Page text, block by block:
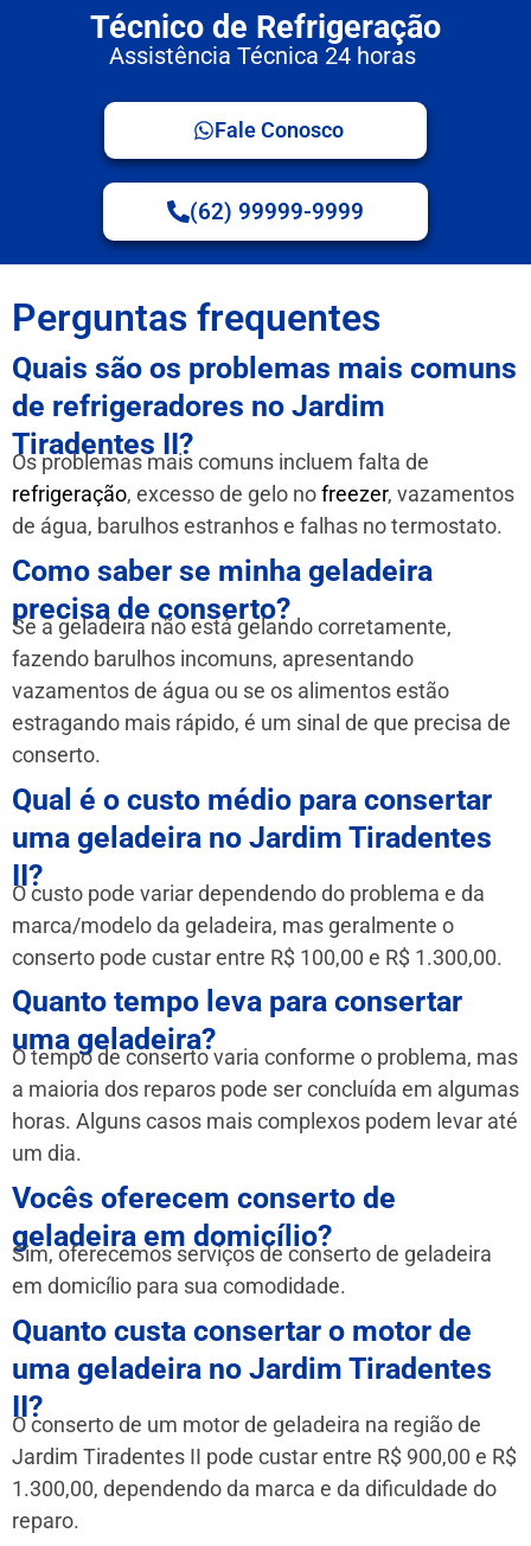
Técnico de Refrigeração
Assistência Técnica 24 horas
Fale Conosco
(62) 99999-9999
Perguntas frequentes
Quais são os problemas mais comuns
de refrigeradores no Jardim
Tiradentes II?
Os problemas mais comuns incluem falta de
refrigeração, excesso de gelo nofreezer, vazamentos
de água, barulhos estranhos e falhas no termostato.
Como saber se minha geladeira
precisa de conserto?
Se a geladeira não está gelando corretamente,
fazendo barulhos incomuns, apresentando
vazamentos de água ou se os alimentos estão
estragando mais rápido, é um sinal de que precisa de
conserto.
Qual é o custo médio para consertar
uma geladeira no Jardim Tiradentes
II?
O custo pode variar dependendo do problema e da
marca/modelo da geladeira, mas geralmente o
conserto pode custar entre R$ 100,00 e R$ 1.300,00.
Quanto tempo leva para consertar
uma geladeira?
O tempo de conserto varia conforme o problema, mas
a maioria dos reparos pode ser concluída em algumas
horas. Alguns casos mais complexos podem levar até
um dia.
Vocês oferecem conserto de
geladeira em domicílio?
Sim, oferecemos serviços de conserto de geladeira
em domicílio para sua comodidade.
Quanto custa consertar o motor de
uma geladeira no Jardim Tiradentes
II?
O conserto de um motor de geladeira na região de
Jardim Tiradentes II pode custar entre R$ 900,00 e R$
1.300,00, dependendo da marca e da dificuldade do
reparo.